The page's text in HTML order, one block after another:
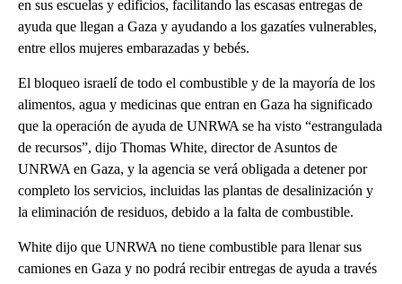
en sus escuelas y edificios, facilitando las escasas entregas de
ayuda que llegan a Gaza y ayudando a los gazatíes vulnerables,
entre ellos mujeres embarazadas y bebés.
El bloqueo israelí de todo el combustible y de la mayoría de los
alimentos, agua y medicinas que entran en Gaza ha significado
que la operación de ayuda de UNRWA se ha visto “estrangulada
de recursos”, dijo Thomas White, director de Asuntos de
UNRWA en Gaza, y la agencia se verá obligada a detener por
completo los servicios, incluidas las plantas de desalinización y
la eliminación de residuos, debido a la falta de combustible.
White dijo que UNRWA no tiene combustible para llenar sus
camiones en Gaza y no podrá recibir entregas de ayuda a través